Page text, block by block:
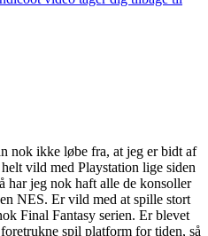
nok ikke løbe fra, at jeg er bidt af
vild med Playstation lige siden
har jeg nok haft alle de konsoller
NES. Er vild med at spille stort
Final Fantasy serien. Er blevet
spil platform for tiden, så